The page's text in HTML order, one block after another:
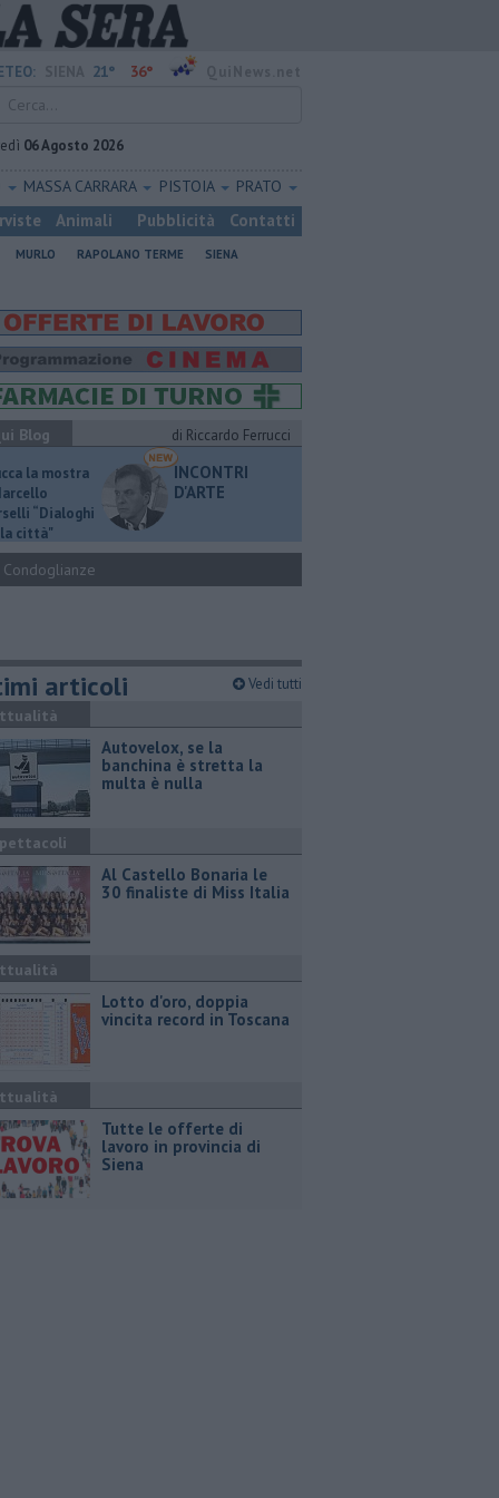
21° 36°
06 Agosto 2026
MASSA CARRARA PISTOIA PRATO
Animali Pubblicità Contatti
MURLO RAPOLANO TERME
SIENA
Blog
di Riccardo Ferrucci
la mostra
“Dialoghi
città"
INCONTRI
D'ARTE
Condoglianze
articoli Vedi tutti
Autovelox, se la
banchina è stretta la
multa è nulla
Al Castello Bonaria le
30 finaliste di Miss Italia
Lotto d'oro, doppia
vincita record in Toscana
​Tutte le offerte di
lavoro in provincia di
Siena